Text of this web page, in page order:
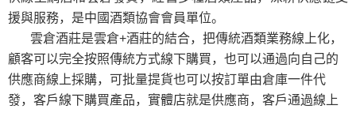
援與服務，是中國酒類協會會員單位。
雲倉酒莊是雲倉+酒莊的結合，把傳統酒類業務線上化，
顧客可以完全按照傳統方式線下購買，也可以通過向自己的
供應商線上採購，可批量提貨也可以按訂單由倉庫一件代
發，客戶線下購買產品，實體店就是供應商，客戶通過線上